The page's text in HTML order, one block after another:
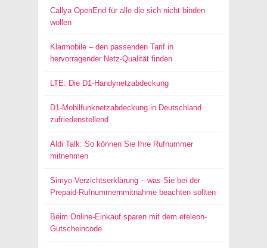
Callya OpenEnd für alle die sich nicht binden
wollen
Klarmobile – den passenden Tarif in
hervorragender Netz-Qualität finden
LTE: Die D1-Handynetzabdeckung
D1-Mobilfunknetzabdeckung in Deutschland
zufriedenstellend
Aldi Talk: So können Sie Ihre Rufnummer
mitnehmen
Simyo-Verzichtserklärung – was Sie bei der
Prepaid-Rufnummernmitnahme beachten sollten
Beim Online-Einkauf sparen mit dem eteleon-
Gutscheincode